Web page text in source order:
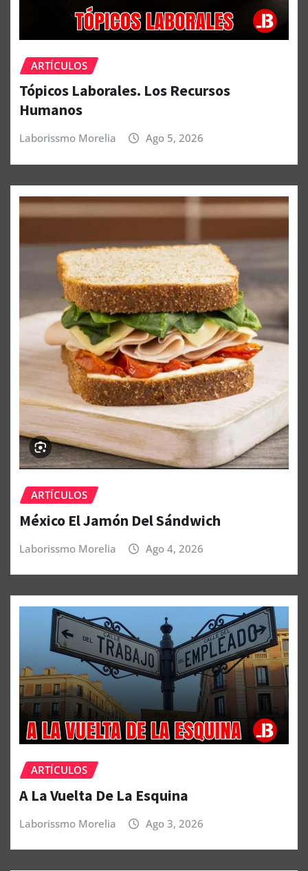
ARTÍCULOS
Tópicos Laborales. Los Recursos
Humanos
Laborissmo Morelia Ago 5, 2026
ARTÍCULOS
México El Jamón Del Sándwich
Laborissmo Morelia Ago 4, 2026
ARTÍCULOS
A La Vuelta De La Esquina
Laborissmo Morelia Ago 3, 2026